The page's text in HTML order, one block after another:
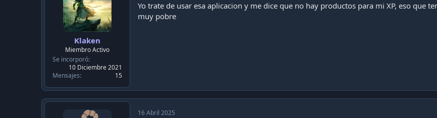
s
:
Klaken
Miembro Activo
Se incorporó
10 Diciembre 2021
Mensajes
15
Yo trate de usar esa aplicacion y me dice que no hay productos para mi XP, eso que
muy pobre
16 Abril 2025